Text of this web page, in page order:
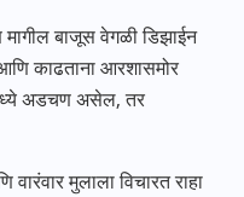
बाजूस वेगळी डिझाईन
काढताना आरशासमोर
अडचण असेल, तर
मुलाला विचारत राहा